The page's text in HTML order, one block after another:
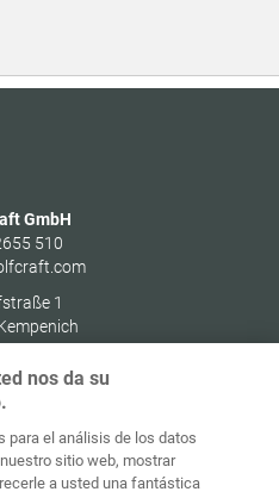
GmbH
510
1
Aviso legal
Protección de
datos
nos da su
para el análisis de los datos
sitio web, mostrar
a usted una fantástica